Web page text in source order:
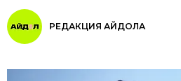
РЕДАКЦИЯ АЙДОЛА